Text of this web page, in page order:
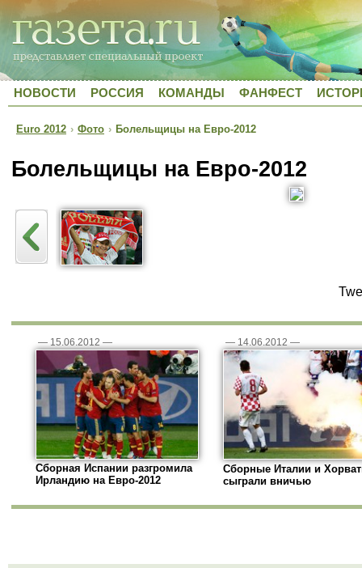
НОВОСТИ РОССИЯ КОМАНДЫ ФАНФЕСТ
Euro 2012 › Фото › Болельщицы на Евро-2012
Болельщицы на Евро-2012
— 15.06.2012 —
Сборная Испании разгромила
Ирландию на Евро-2012
— 14.06.2012 —
Сборные Италии и
сыграли вничью